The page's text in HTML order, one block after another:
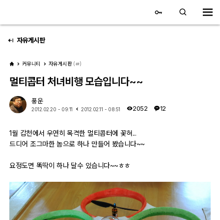
홈
갤러리
자유 갤러리
회원 갤러리
전시회 갤러리
飛龍/김상환님 아침 갤러리
커뮤니티
자유게시판
커뮤니티 자유게시판 ( )
멀티콥터 처녀비행 모습입니다~~
풍운
2012.02.20 - 09:11 2012.02.11 - 08:51 2052 12
1월 갑천에서 우연히 목격한 멀티콥터에 꽃혀...
드디어 조그마한 놈으로 하나 만들어 봤습니다~~
요정도면 똑딱이 하나 달수 있습니다~~ㅎㅎ